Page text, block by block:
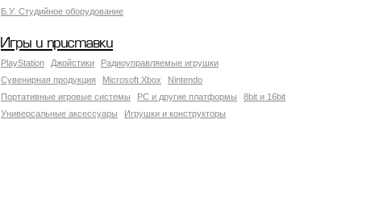
Б.У. Студийное оборудование
Игры и приставки
PlayStation Джойстики
Радиоуправляемые игрушки
Сувенирная продукция
Microsoft Xbox
Nintendo
Портативные игровые системы
PC и другие платформы
8bit и 16bit
Универсальные аксессуары
Игрушки и конструкторы